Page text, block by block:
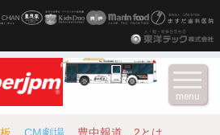
menu